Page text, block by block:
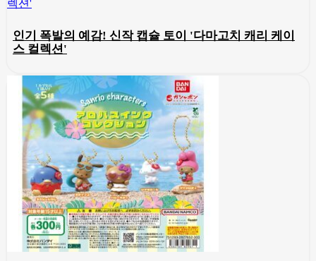
인기 폭발의 예감! 신작 캡슐 토이 '다마고치 캐리 케이
스 컬렉션'